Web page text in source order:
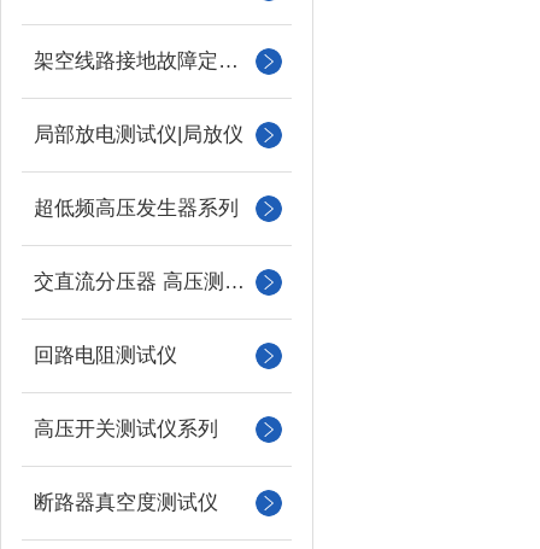
架空线路接地故障定位仪
局部放电测试仪|局放仪
超低频高压发生器系列
交直流分压器 高压测量仪
回路电阻测试仪
高压开关测试仪系列
断路器真空度测试仪